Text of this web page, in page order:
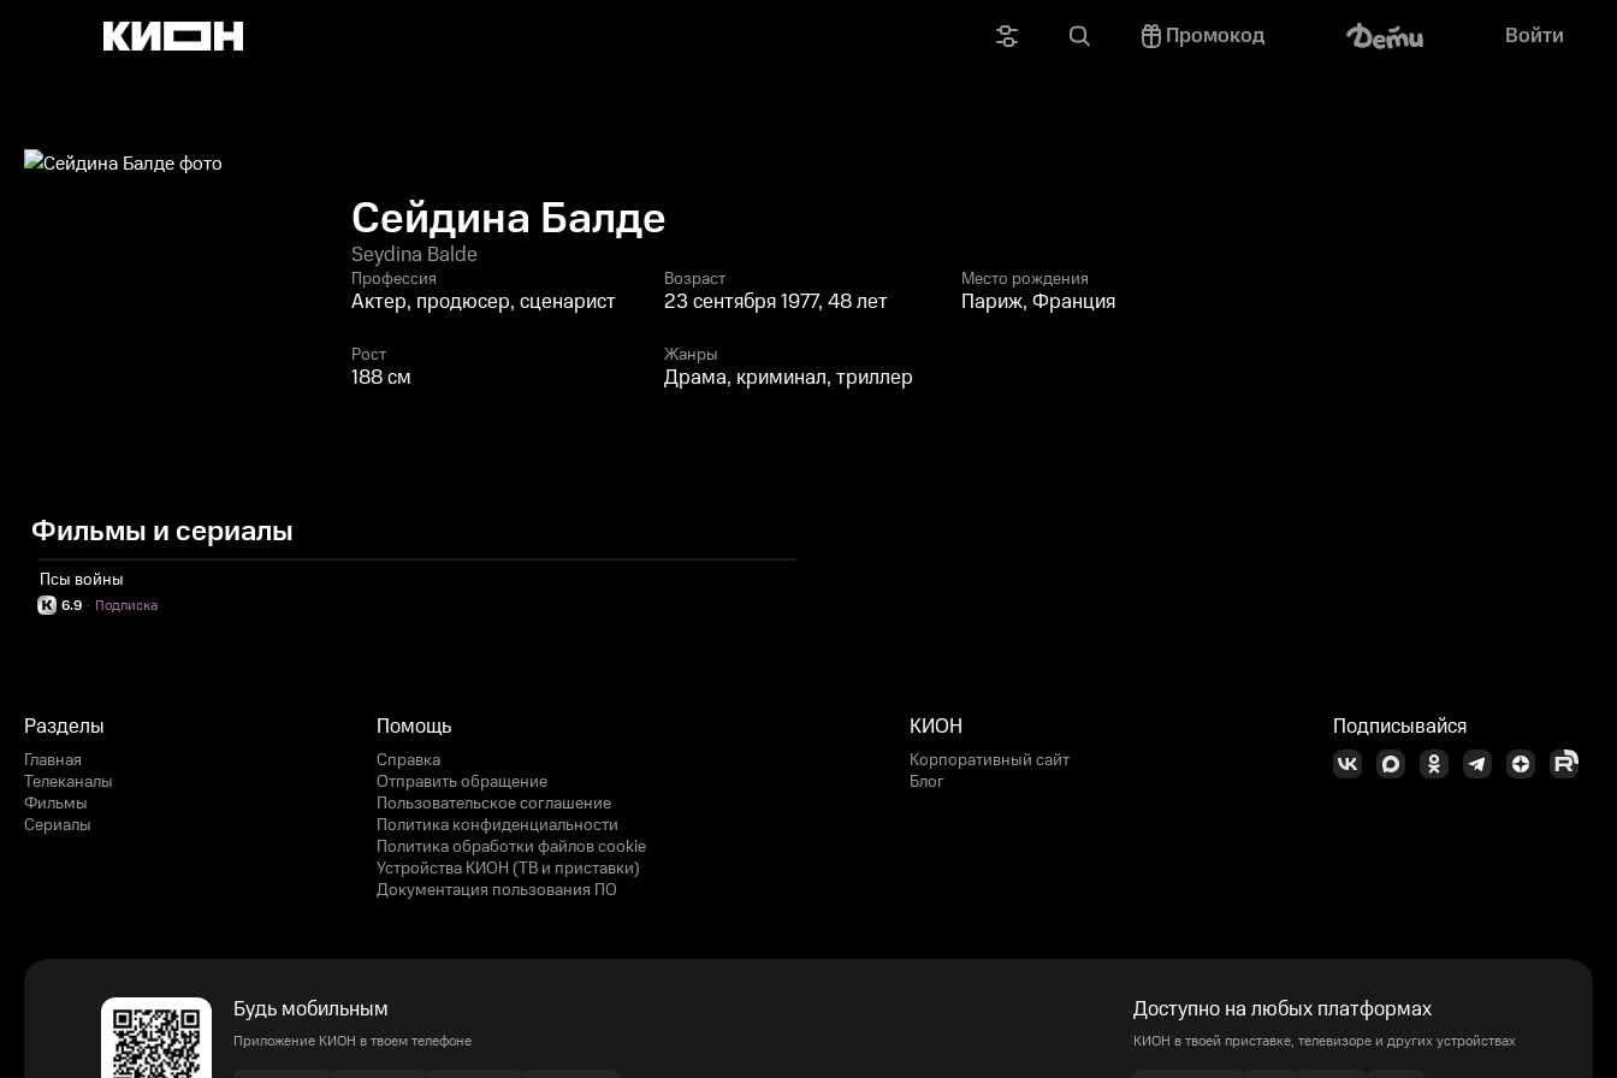
Промокод Войти
Сейдина Балде
Seydina Balde
Профессия
Актер, продюсер, сценарист
Возраст
23 сентября 1977, 48 лет
Место рождения
Париж, Франция
Рост
188 см
Жанры
Драма, криминал, триллер
Фильмы и сериалы
Псы войны
6.9 Подписка
·
Разделы
Главная
Телеканалы
Фильмы
Сериалы
Помощь
Справка
Отправить обращение
Пользовательское соглашение
Политика конфиденциальности
Политика обработки файлов cookie
Устройства КИОН (ТВ и приставки)
Документация пользования ПО
КИОН
Корпоративный сайт
Блог
Подписывайся
Будь мобильным
Приложение КИОН в твоем телефоне
Доступно на любых платформах
КИОН в твоей приставке, телевизоре и других устройствах